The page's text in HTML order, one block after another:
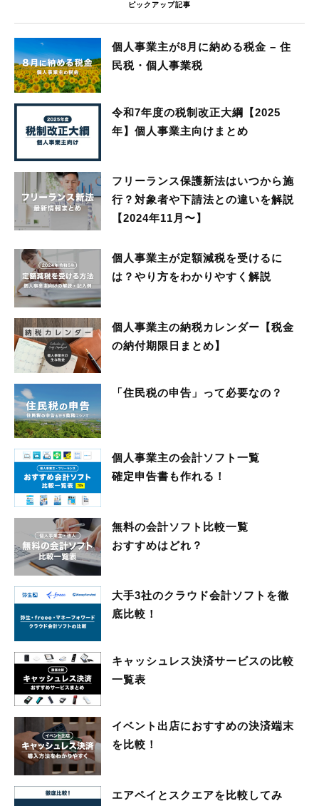
ピックアップ記事
個人事業主が8月に納める税金 – 住
民税・個人事業税
令和7年度の税制改正大綱【2025
年】個人事業主向けまとめ
フリーランス保護新法はいつから施
行？対象者や下請法との違いを解説
【2024年11月〜】
個人事業主が定額減税を受けるに
は？やり方をわかりやすく解説
個人事業主の納税カレンダー【税金
の納付期限日まとめ】
「住民税の申告」って必要なの？
個人事業主の会計ソフト一覧
確定申告書も作れる！
無料の会計ソフト比較一覧
おすすめはどれ？
大手3社のクラウド会計ソフトを徹
底比較！
キャッシュレス決済サービスの比較
一覧表
イベント出店におすすめの決済端末
を比較！
エアペイとスクエアを比較してみ